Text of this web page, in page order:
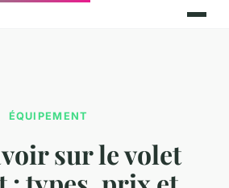
ÉQUIPEMENT
sur le volet